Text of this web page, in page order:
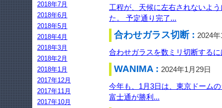
工程が、天候に左右されないよ
た。 予定通り完了...
合わせガラス切断 : 2024
合わせガラスを数ミリ切断する
WANIMA : 2024年1月29日
今年も、1月3日は、東京ドーム
富士通が勝利...
2018年7月
2018年6月
2018年5月
2018年4月
2018年3月
2018年2月
2018年1月
2017年12月
2017年11月
2017年10月